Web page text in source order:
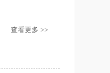
查看更多 >>